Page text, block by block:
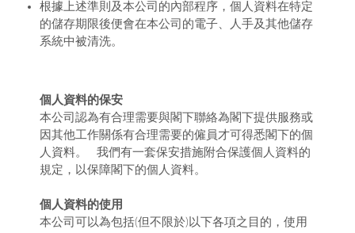
根據上述準則及本公司的內部程序，個人資料在特定
的儲存期限後便會在本公司的電子、人手及其他儲存
系統中被清洗。
個人資料的保安
本公司認為有合理需要與閣下聯絡為閣下提供服務或
因其他工作關係有合理需要的僱員才可得悉閣下的個
人資料。 我們有一套保安措施附合保護個人資料的
規定，以保障閣下的個人資料。
個人資料的使用
本公司可以為包括(但不限於)以下各項之目的，使用